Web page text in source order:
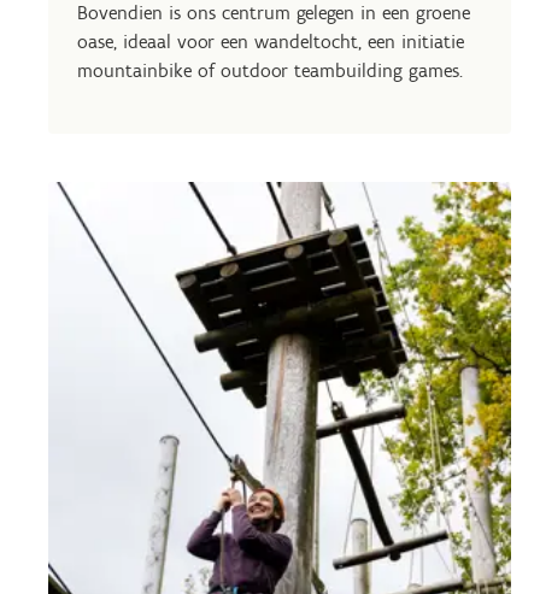
Bovendien is ons centrum gelegen in een groene
oase, ideaal voor een wandeltocht, een initiatie
mountainbike of outdoor teambuilding games.